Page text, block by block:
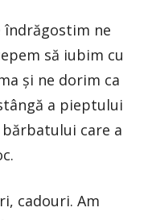
îndrăgostim ne
să iubim cu
și ne dorim ca
a pieptului
care a
cadouri. Am